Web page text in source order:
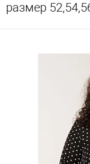
размер